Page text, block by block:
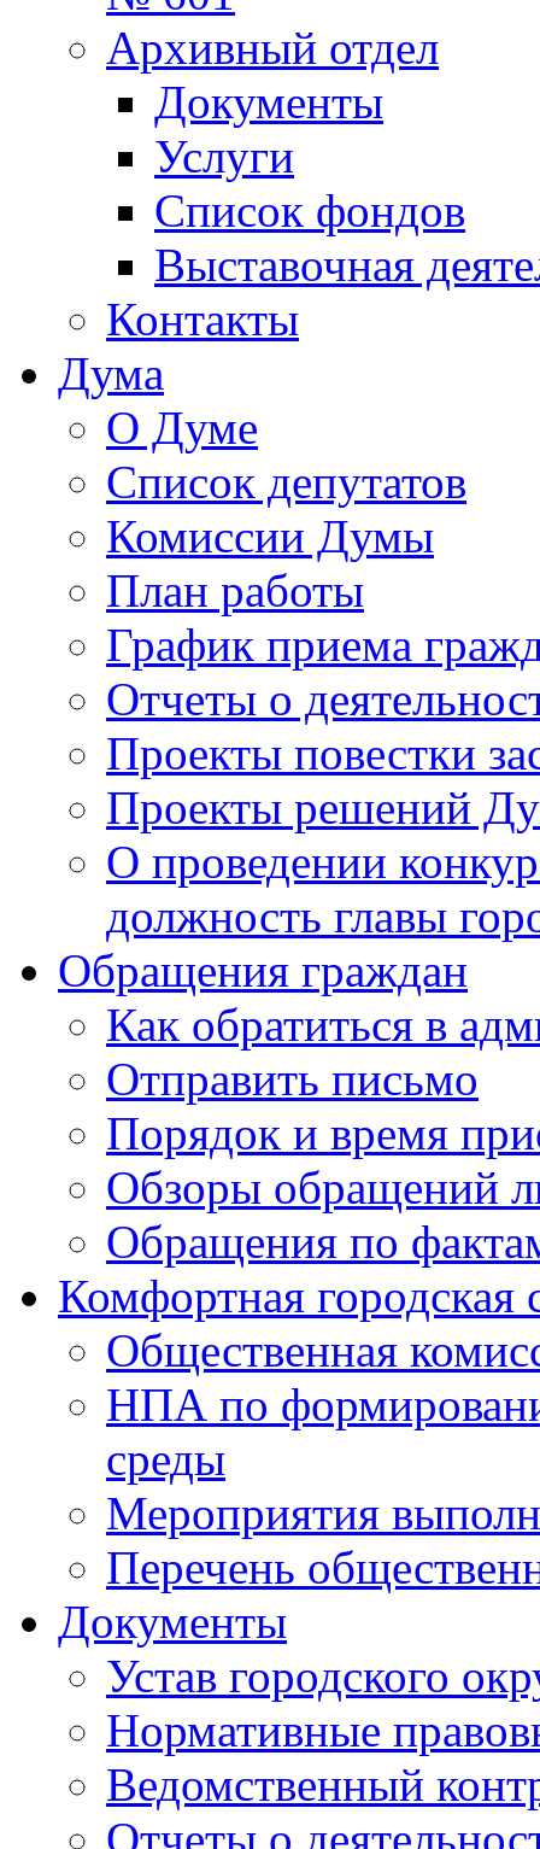
Архивный отдел
Документы
Услуги
Список фондов
Выставочная
Контакты
Дума
О Думе
Список депутатов
Комиссии Думы
План работы
График приема
Отчеты о
Проекты повестки
Проекты решений
О проведении
должность главы
Обращения граждан
Как обратиться в
Отправить письмо
Порядок и время
Обзоры обращений
Обращения по
Комфортная городская
Общественная
НПА по
среды
Мероприятия
Перечень
Документы
Устав городского
Нормативные
Ведомственный